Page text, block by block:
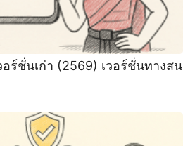
ร์ชั่นเก่า (2569) เวอร์ชั่นทางสน